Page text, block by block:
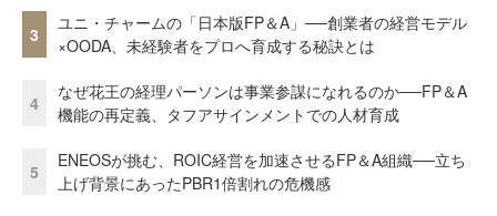
3
ユニ・チャームの「日本版FP＆A」──創業者の経営モデル
×OODA、未経験者をプロへ育成する秘訣とは
4
なぜ花王の経理パーソンは事業参謀になれるのか──FP＆A
機能の再定義、タフアサインメントでの人材育成
5
ENEOSが挑む、ROIC経営を加速させるFP＆A組織──立ち
上げ背景にあったPBR1倍割れの危機感